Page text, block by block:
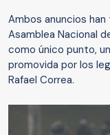
Ambos anuncios
Asamblea Nacional
como único punto,
promovida por los
Rafael Correa.